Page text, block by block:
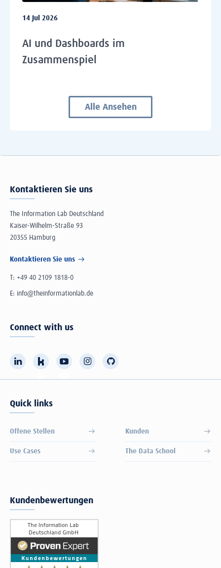
14 Jul 2026
AI und Dashboards im
Zusammenspiel
Alle Ansehen
Kontaktieren Sie uns
The Information Lab Deutschland
Kaiser-Wilhelm-Straße 93
20355 Hamburg
Kontaktieren Sie uns
T: +49 40 2109 1818-0
E: info@theinformationlab.de
Connect with us
Quick links
Offene Stellen Kunden
Use Cases The Data School
Kundenbewertungen